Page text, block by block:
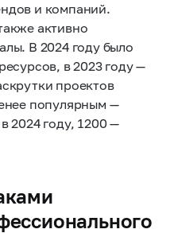
и компаний.
активно
В 2024 году было
в 2023 году —
проектов
популярным —
2024 году, 1200 —